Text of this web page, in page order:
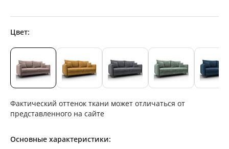
Цвет:
Фактический оттенок ткани может отличаться от
представленного на сайте
Основные характеристики: